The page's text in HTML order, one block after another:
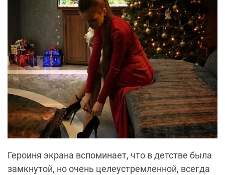
Героиня экрана вспоминает, что в детстве была
замкнутой, но очень целеустремленной, всегда